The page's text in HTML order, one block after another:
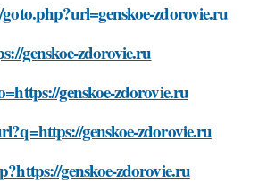
zdorovie.ru
genskoe-zdorovie.ru
genskoe-zdorovie.ru
genskoe-zdorovie.ru
genskoe-zdorovie.ru